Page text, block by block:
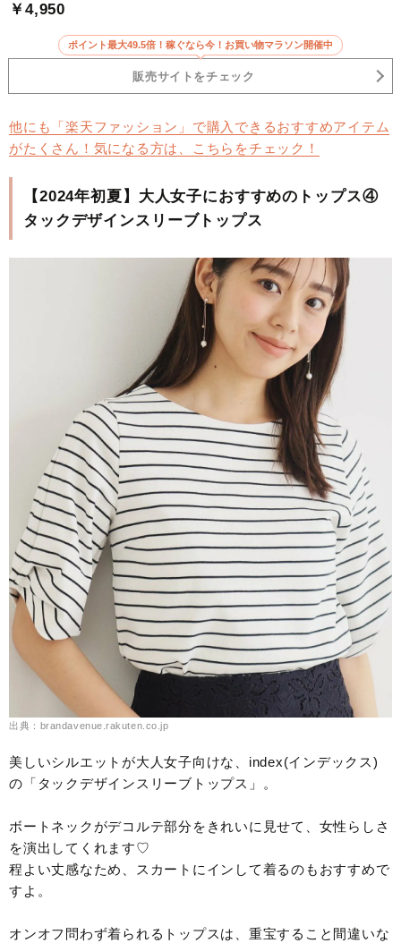
￥4,950
ポイント最大49.5倍！稼ぐなら今！お買い物マラソン開催中
販売サイトをチェック
他にも「楽天ファッション」で購入できるおすすめアイテム
がたくさん！気になる方は、こちらをチェック！
【2024年初夏】大人女子におすすめのトップス④
タックデザインスリーブトップス
出典：brandavenue.rakuten.co.jp
美しいシルエットが大人女子向けな、index(インデックス)
の「タックデザインスリーブトップス」。
ボートネックがデコルテ部分をきれいに見せて、女性らしさ
を演出してくれます♡
程よい丈感なため、スカートにインして着るのもおすすめで
すよ。
オンオフ問わず着られるトップスは、重宝すること間違いな